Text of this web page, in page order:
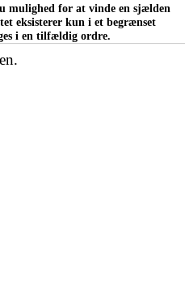
mulighed for at vinde en sjælden
eksisterer kun i et begrænset
i en tilfældig ordre.